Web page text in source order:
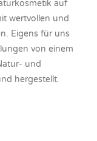
auf
wertvollen und
Eigens für uns
von einem
und
hergestellt.